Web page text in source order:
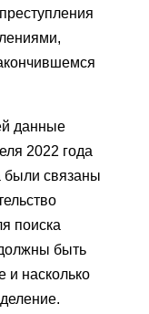
данные
2022 года
были связаны
поиска
быть
и насколько